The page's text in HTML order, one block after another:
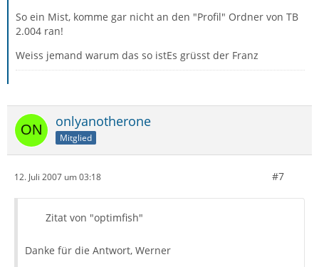
So ein Mist, komme gar nicht an den "Profil" Ordner von TB
2.004 ran!
Weiss jemand warum das so istEs grüsst der Franz
onlyanotherone
Mitglied
12. Juli 2007 um 03:18 #7
Zitat von "optimfish"
Danke für die Antwort, Werner